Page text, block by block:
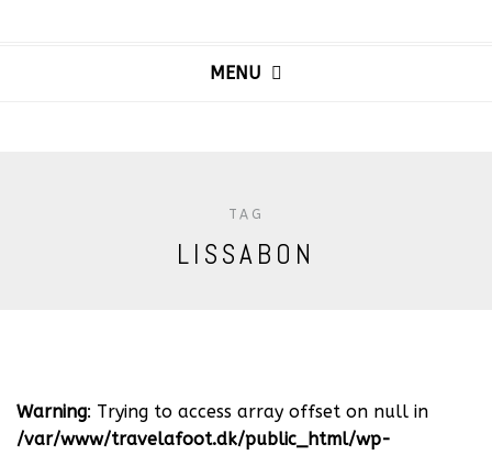
MENU
TAG
LISSABON
Warning: Trying to access array offset on null in
/var/www/travelafoot.dk/public_html/wp-